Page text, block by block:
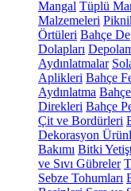
Mangal Tüplü
Malzemeleri
Örtüleri Bahçe
Dolapları
Aydınlatmalar
Aplikleri Bahçe
Aydınlatma
Direkleri Bahçe
Çit ve Bordürleri
Dekorasyon
Bakımı Bitki
ve Sıvı Gübreler
Sebze Tohumları